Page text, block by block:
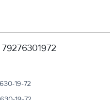
19-72